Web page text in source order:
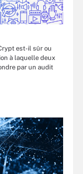
est-il sûr ou
à laquelle deux
par un audit